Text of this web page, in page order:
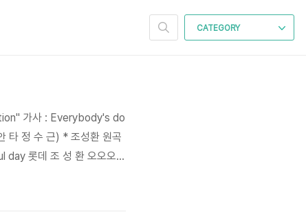
CATEGORY
가사 : Everybody's do
정 수 근) * 조성환 원곡
롯데 조 성 환 오오오
꽃피우고 라라라라 라라라